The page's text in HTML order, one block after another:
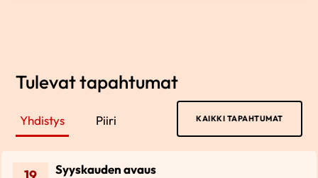
Tulevat tapahtumat
Yhdistys Piiri KAIKKI TAPAHTUMAT
Syyskauden avaus